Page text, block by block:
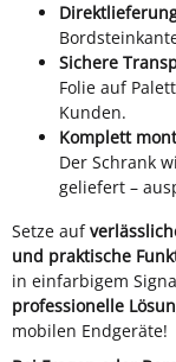
Sichere
Folie auf
Kunden.
Komplett
Der Schrank
geliefert –
Setze auf
und praktische
in einfarbigem
professionelle
mobilen Endgeräte!